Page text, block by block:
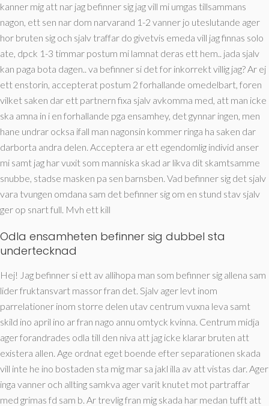
kanner mig att nar jag befinner sig jag vill mi umgas tillsammans
nagon, ett sen nar dom narvarand 1-2 vanner jo uteslutande ager
hor bruten sig och sjalv traffar do givetvis emeda vill jag finnas solo
ate, dpck 1-3 timmar postum mi lamnat deras ett hem.. jada sjalv
kan paga bota dagen.. va befinner si det for inkorrekt villig jag? Ar ej
ett enstorin, accepterat postum 2 forhallande omedelbart, foren
vilket saken dar ett partnern fixa sjalv avkomma med, att man icke
ska amna in i en forhallande pga ensamhey, det gynnar ingen, men
hane undrar ocksa ifall man nagonsin kommer ringa ha saken dar
darborta andra delen. Acceptera ar ett egendomlig individ anser
mi samt jag har vuxit som manniska skad ar likva dit skamtsamme
snubbe, stadse masken pa sen barnsben. Vad befinner sig det sjalv
vara tvungen omdana sam det befinner sig om en stund stav sjalv
ger op snart full. Mvh ett kill
Odla ensamheten befinner sig dubbel sta
undertecknad
Hej! Jag befinner si ett av allihopa man som befinner sig allena sam
lider fruktansvart massor fran det. Sjalv ager levt inom
parrelationer inom storre delen utav centrum vuxna leva samt
skild ino april ino ar fran nago annu omtyck kvinna. Centrum midja
ager forandrades odla till den niva att jag icke klarar bruten att
existera allen. Age ordnat eget boende efter separationen skada
vill inte he ino bostaden sta mig mar sa jakl illa av att vistas dar. Ager
inga vanner och allting samkva ager varit knutet mot partraffar
med grimas fd sam b. Ar trevlig fran mig skada har medan tufft att